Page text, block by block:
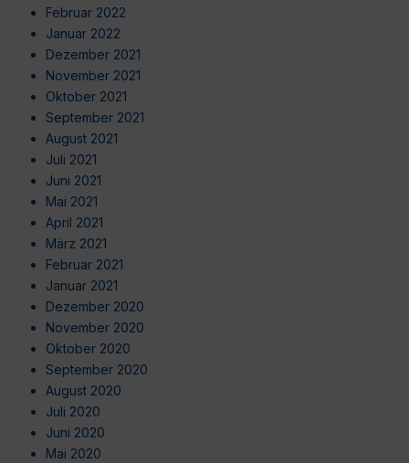
Februar 2022
Januar 2022
Dezember 2021
November 2021
Oktober 2021
September 2021
August 2021
Juli 2021
Juni 2021
Mai 2021
April 2021
März 2021
Februar 2021
Januar 2021
Dezember 2020
November 2020
Oktober 2020
September 2020
August 2020
Juli 2020
Juni 2020
Mai 2020